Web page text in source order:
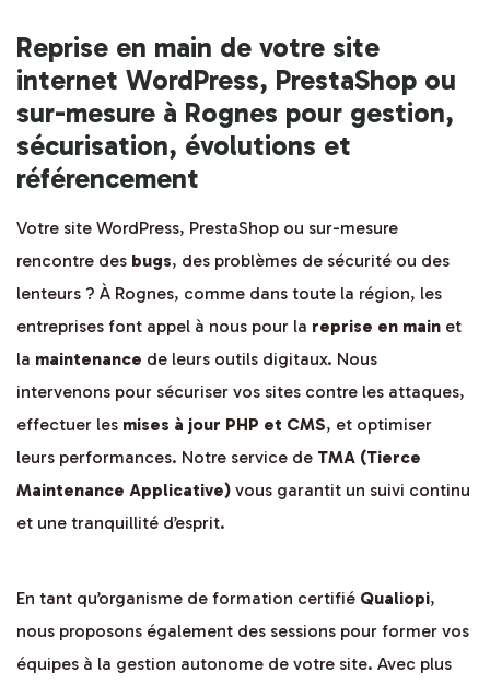
Reprise en main de votre site
internet WordPress, PrestaShop ou
sur-mesure à Rognes pour gestion,
sécurisation, évolutions et
référencement
Votre site WordPress, PrestaShop ou sur-mesure
rencontre des bugs, des problèmes de sécurité ou des
lenteurs ? À Rognes, comme dans toute la région, les
entreprises font appel à nous pour la reprise en main et
la maintenance de leurs outils digitaux. Nous
intervenons pour sécuriser vos sites contre les attaques,
effectuer les mises à jour PHP et CMS, et optimiser
leurs performances. Notre service de TMA (Tierce
Maintenance Applicative) vous garantit un suivi continu
et une tranquillité d’esprit.
En tant qu’organisme de formation certifié Qualiopi,
nous proposons également des sessions pour former vos
équipes à la gestion autonome de votre site. Avec plus